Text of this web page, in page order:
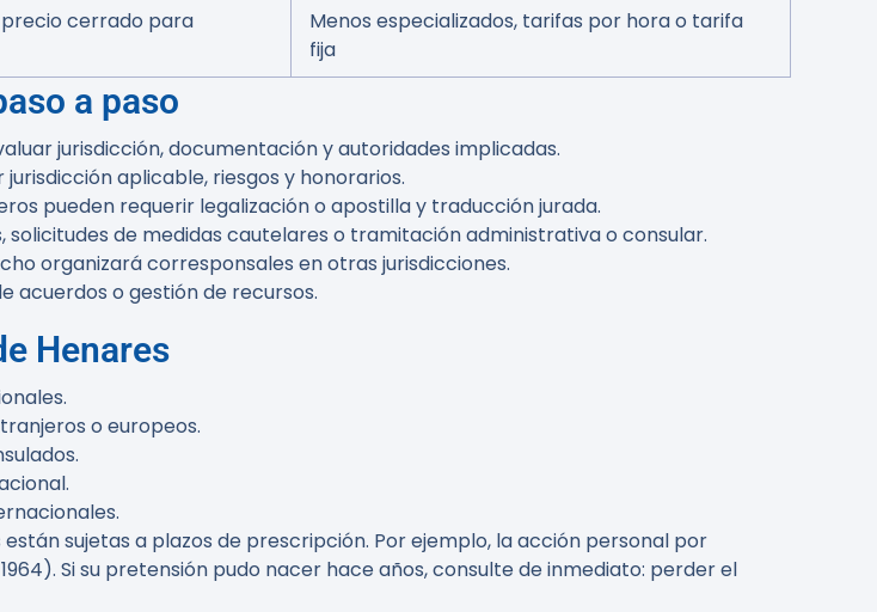
cerrado para
Menos especializados, tarifas por hora o tarifa
fija
a paso
jurisdicción, documentación y autoridades implicadas.
aplicable, riesgos y honorarios.
pueden requerir legalización o apostilla y traducción jurada.
de medidas cautelares o tramitación administrativa o consular.
organizará corresponsales en otras jurisdicciones.
acuerdos o gestión de recursos.
Henares
o europeos.
sujetas a plazos de prescripción. Por ejemplo, la acción personal por
Si su pretensión pudo nacer hace años, consulte de inmediato: perder el